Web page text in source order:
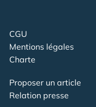
CGU
Mentions légales
Charte
Proposer un article
Relation presse